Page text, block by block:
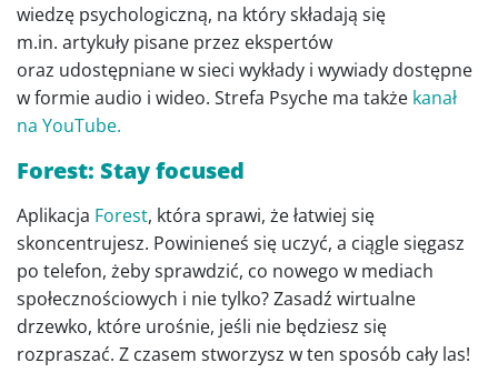
wiedzę psychologiczną, na który składają się
m.in. artykuły pisane przez ekspertów
oraz udostępniane w sieci wykłady i wywiady dostępne
w formie audio i wideo. Strefa Psyche ma także kanał
na YouTube.
Forest: Stay focused
Aplikacja Forest, która sprawi, że łatwiej się
skoncentrujesz. Powinieneś się uczyć, a ciągle sięgasz
po telefon, żeby sprawdzić, co nowego w mediach
społecznościowych i nie tylko? Zasadź wirtualne
drzewko, które urośnie, jeśli nie będziesz się
rozpraszać. Z czasem stworzysz w ten sposób cały las!